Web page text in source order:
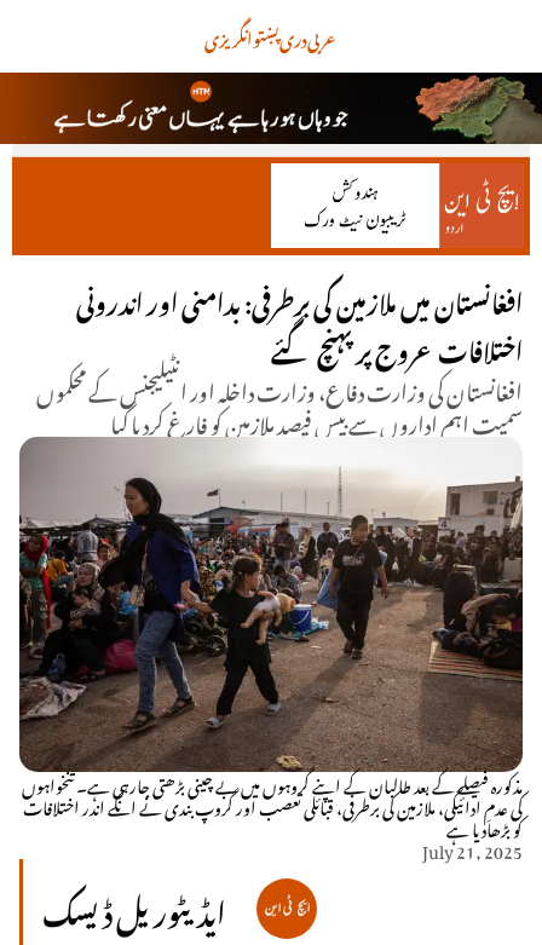
انگریزیپښتودریعربی
افغانستان میں ملازمین کی برطرفی: بدامنی اور اندرونی
اختلافات عروج پر پہنچ گئے
افغانستان کی وزارت دفاع، وزارت داخلہ اور انٹیلیجنس کے محکموں
سمیت اہم اداروں سے بیس فیصد ملازمین کو فارغ کردیا گیا
مذکورہ فیصلے کے بعد طالبان کے اپنے گروہوں میں بے چینی بڑھتی جارہی ہے۔ تنخواہوں
کی عدمِ ادائیگی، ملازمین کی برطرفی، قبائلی تعصب اور گروپ بندی نے انکے اندر اختلافات
کو بڑھادیا ہے
July 21, 2025
ایڈیٹوریل ڈیسک